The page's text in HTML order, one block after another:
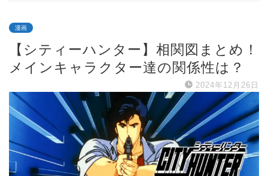
漫画
【シティーハンター】相関図まとめ！
メインキャラクター達の関係性は？
2024年12月26日